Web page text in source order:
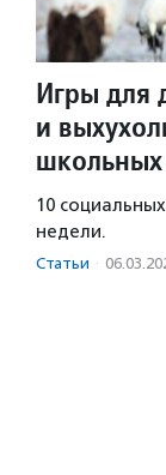
Игры для
и
10
недели.
Статьи ·